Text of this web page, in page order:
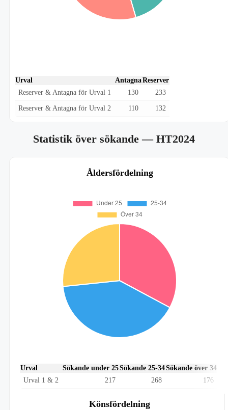
Urval AntagnaReserver
Reserver & Antagna för Urval 1
130 233
Reserver & Antagna för Urval 2 110 132
Statistik över sökande— HT2024
Åldersfördelning
Urval Sökande under 25Sökande 25-34Sökande över 34
Urval 1 & 2
217 268 176
Könsfördelning